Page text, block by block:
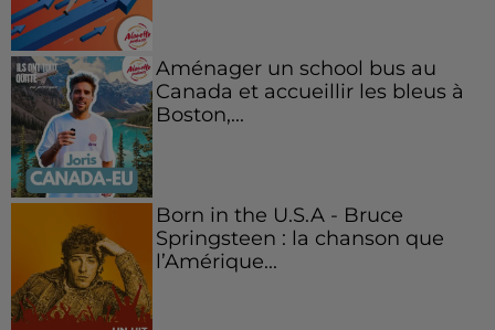
Aménager un school bus au
Canada et accueillir les bleus à
Boston,...
Born in the U.S.A - Bruce
Springsteen : la chanson que
l’Amérique...